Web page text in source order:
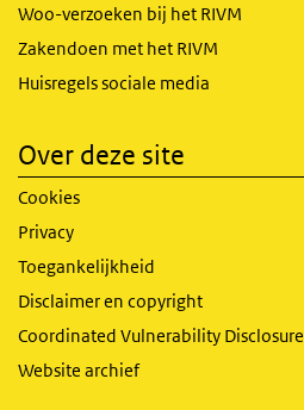
Woo-verzoeken bij het RIVM
Zakendoen met het RIVM
Huisregels sociale media
Over deze site
Cookies
Privacy
Toegankelijkheid
Disclaimer en copyright
Coordinated Vulnerability Disclosure
Website archief